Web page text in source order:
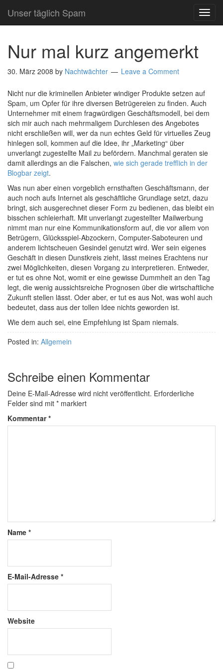
Unser täglich Spam
Nur mal kurz angemerkt
30. März 2008 by Nachtwächter Leave a Comment
Nicht nur die kriminellen Anbieter windiger Produkte setzen auf
Spam, um Opfer für ihre diversen Betrügereien zu finden. Auch
Unternehmer mit einem fragwürdigen Geschäftsmodell, bei dem
sich mir auch nach mehrmaligem Durchlesen des Angebotes
nicht erschließen will, wer da nun echtes Geld für virtuelles Zeug
hinlegen soll, kommen auf die Idee, ihr „Marketing“ über
unverlangt zugestellte Mail zu befördern. Manchmal geraten sie
damit allerdings an die Falschen, wie sich gerade trefflich in der
Blogbar zeigt.
Was nun aber einen vorgeblich ernsthaften Geschäftsmann, der
auch noch aufs Internet als geschäftliche Grundlage setzt, dazu
bringt, sich ausgerechnet dieser Form zu bedienen, das bleibt ein
bisschen schleierhaft. Mit unverlangt zugestellter Mailwerbung
nimmt man nur eine Kommunikationsform auf, die vor allem von
Betrügern, Glücksspiel-Abzockern, Computer-Saboteuren und
anderem lichtscheuen Gesindel genutzt wird. Wer sein eigenes
Geschäft in diesen Dunstkreis zieht, lässt meines Erachtens nur
zwei Möglichkeiten, diesen Vorgang zu interpretieren. Entweder,
er tut es ohne Not, womit er eine gewisse Dummheit an den Tag
legt, die wenig aussichtsreiche Prognosen über die wirtschaftliche
Zukunft stellen lässt. Oder aber, er tut es aus Not, was wohl auch
bedeutet, dass aus der tollen Idee nichts geworden ist.
Wie dem auch sei, eine Empfehlung ist Spam niemals.
Posted in: Allgemein
Schreibe einen Kommentar
Deine E-Mail-Adresse wird nicht veröffentlicht. Erforderliche
Felder sind mit * markiert
Kommentar*
Name *
E-Mail-Adresse *
Website